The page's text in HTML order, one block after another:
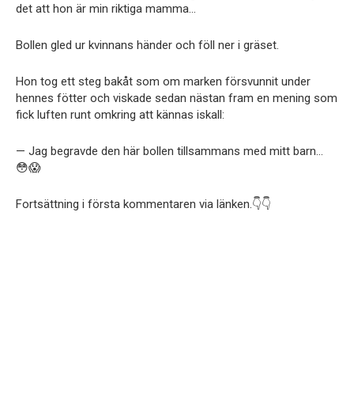
det att hon är min riktiga mamma…
Bollen gled ur kvinnans händer och föll ner i gräset.
Hon tog ett steg bakåt som om marken försvunnit under
hennes fötter och viskade sedan nästan fram en mening som
fick luften runt omkring att kännas iskall:
— Jag begravde den här bollen tillsammans med mitt barn…
😳😱
Fortsättning i första kommentaren via länken.👇👇